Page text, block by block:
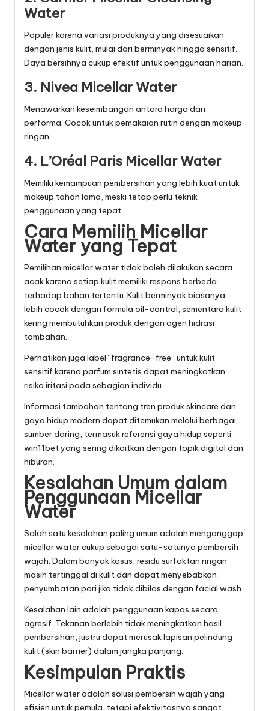
Water
Populer karena variasi produknya yang disesuaikan
dengan jenis kulit, mulai dari berminyak hingga sensitif.
Daya bersihnya cukup efektif untuk penggunaan harian.
3. Nivea Micellar Water
Menawarkan keseimbangan antara harga dan
performa. Cocok untuk pemakaian rutin dengan makeup
ringan.
4. L’Oréal Paris Micellar Water
Memiliki kemampuan pembersihan yang lebih kuat untuk
makeup tahan lama, meski tetap perlu teknik
penggunaan yang tepat.
Cara Memilih Micellar
Water yang Tepat
Pemilihan micellar water tidak boleh dilakukan secara
acak karena setiap kulit memiliki respons berbeda
terhadap bahan tertentu. Kulit berminyak biasanya
lebih cocok dengan formula oil-control, sementara kulit
kering membutuhkan produk dengan agen hidrasi
tambahan.
Perhatikan juga label “fragrance-free” untuk kulit
sensitif karena parfum sintetis dapat meningkatkan
risiko iritasi pada sebagian individu.
Informasi tambahan tentang tren produk skincare dan
gaya hidup modern dapat ditemukan melalui berbagai
sumber daring, termasuk referensi gaya hidup seperti
win11betyang sering dikaitkan dengan topik digital dan
hiburan.
Kesalahan Umum dalam
Penggunaan Micellar
Water
Salah satu kesalahan paling umum adalah menganggap
micellar water cukup sebagai satu-satunya pembersih
wajah. Dalam banyak kasus, residu surfaktan ringan
masih tertinggal di kulit dan dapat menyebabkan
penyumbatan pori jika tidak dibilas dengan facial wash.
Kesalahan lain adalah penggunaan kapas secara
agresif. Tekanan berlebih tidak meningkatkan hasil
pembersihan, justru dapat merusak lapisan pelindung
kulit (skin barrier) dalam jangka panjang.
Kesimpulan Praktis
Micellar water adalah solusi pembersih wajah yang
efisien untuk pemula, tetapi efektivitasnya sangat